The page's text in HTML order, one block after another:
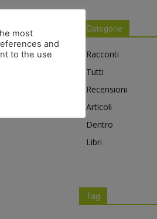
Categorie
Racconti
Tutti
Recensioni
Articoli
Dentro
Libri
Tag
most
and
to the use